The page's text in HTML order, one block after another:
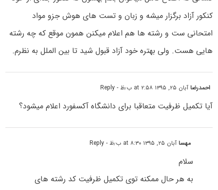
کنکور آزاد برگزار میشه و زبان و تست های هوش جزو مواد
امتحانی ست و رشته ها هم اعلام میکنن همون موقع که چه رشته
هایی هست. ولی بهتره خود آزاد قبول شید تا بین الملل به نظرم.
احمدرضاآبان ۲۵, ۱۳۹۵ at ۲:۵۸ ب٫ظ - Reply
آیا تکمیل ظرفیت متعاقبا برای دانشگاه آکسفورد اعلام میشود؟
مهساآبان ۲۵, ۱۳۹۵ at ۸:۳۰ ب٫ظ - Reply
سلام
به هر حال ممکنه توی تکمیل ظرفیت کد رشته های